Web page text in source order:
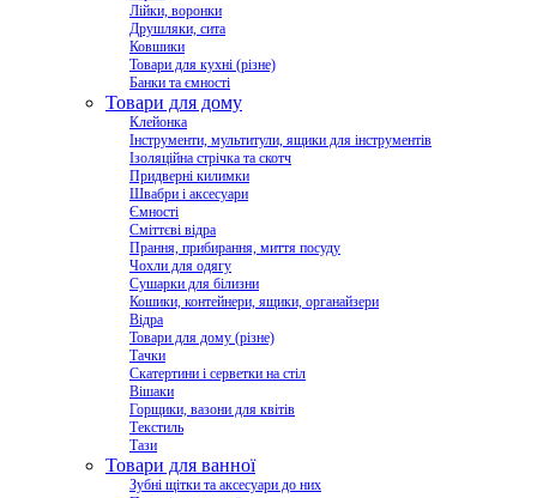
Лійки, воронки
Друшляки, сита
Ковшики
Товари для кухні (різне)
Банки та ємності
Товари для дому
Клейонка
Інструменти, мультитули, ящики для інструментів
Ізоляційна стрічка та скотч
Придверні килимки
Швабри і аксесуари
Ємності
Сміттєві відра
Прання, прибирання, миття посуду
Чохли для одягу
Сушарки для білизни
Кошики, контейнери, ящики, органайзери
Відра
Товари для дому (різне)
Тачки
Скатертини і серветки на стіл
Вішаки
Горщики, вазони для квітів
Текстиль
Тази
Товари для ванної
Зубні щітки та аксесуари до них